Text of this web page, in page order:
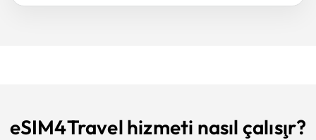
eSIM4Travel hizmeti nasıl çalışır?